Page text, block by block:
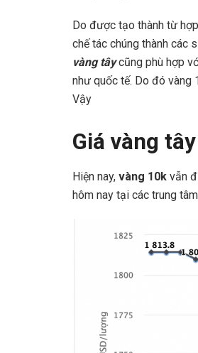
Do được tạo thành từ
chế tác chúng thành các
vàng tâycũng phù hợp
như quốc tế. Do đó vàng
Vậy
Giá vàng
Hiện nay, vàng 10k vẫn
hôm nay tại các trung